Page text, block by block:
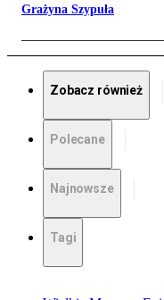
Grażyna Szypuła
Zobacz również
Polecane
Najnowsze
Tagi